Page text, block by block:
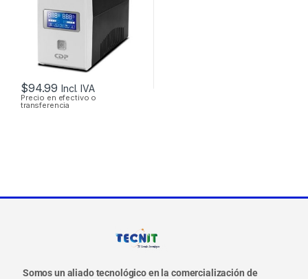
$94.99 Incl. IVA
Precio en efectivo o
transferencia
Somos un aliado tecnológico en la comercialización de